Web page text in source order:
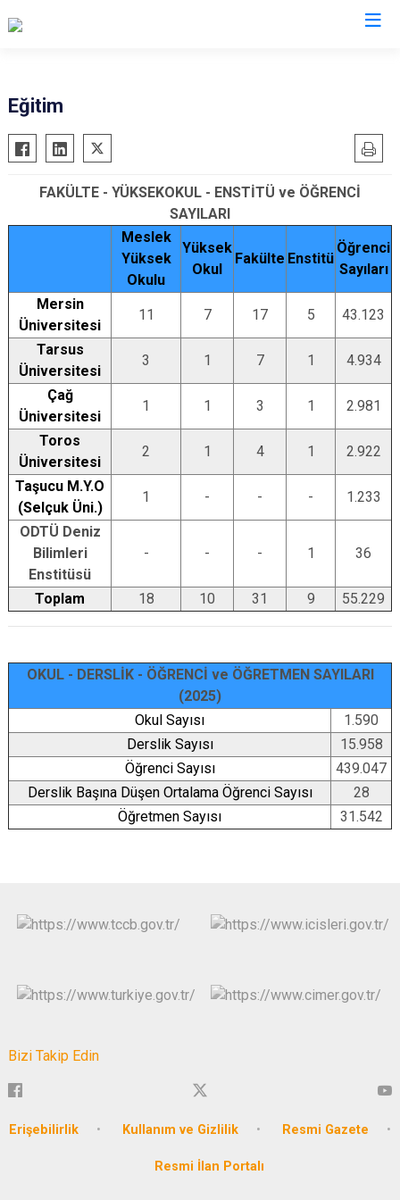
Eğitim
FAKÜLTE - YÜKSEKOKUL - ENSTİTÜ ve ÖĞRENCİ
SAYILARI
Meslek
Yüksek
Okulu
Yüksek
Okul
Fakülte Enstitü
Öğrenci
Sayıları
Mersin
Üniversitesi
11 7 17 5 43.123
Tarsus
Üniversitesi
3 1 7 1 4.934
Çağ
Üniversitesi
1 1 3 1 2.981
Toros
Üniversitesi
2 1 4 1 2.922
Taşucu M.Y.O
(Selçuk Üni.)
1 - - - 1.233
ODTÜ Deniz
Bilimleri
Enstitüsü
- - - 1 36
Toplam 18 10 31 9 55.229
OKUL - DERSLİK - ÖĞRENCİ ve ÖĞRETMEN SAYILARI
(2025)
Okul Sayısı
1.590
Derslik Sayısı
15.958
Öğrenci Sayısı
439.047
Derslik Başına Düşen Ortalama Öğrenci Sayısı
28
Öğretmen Sayısı
31.542
Bizi Takip Edin
Erişebilirlik Kullanım ve Gizlilik Resmi Gazete
Resmi İlan Portalı